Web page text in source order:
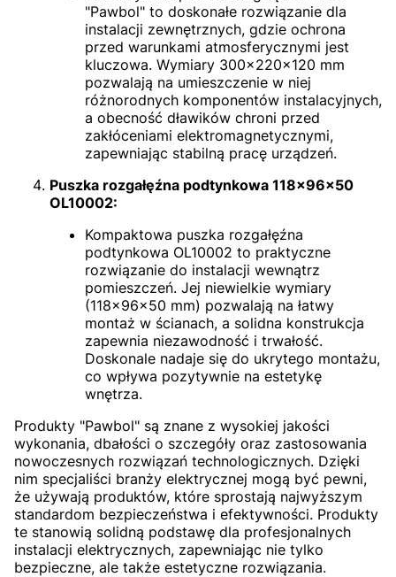
"Pawbol" to doskonałe rozwiązanie dla
instalacji zewnętrznych, gdzie ochrona
przed warunkami atmosferycznymi jest
kluczowa. Wymiary 300x220x120 mm
pozwalają na umieszczenie w niej
różnorodnych komponentów instalacyjnych,
a obecność dławików chroni przed
zakłóceniami elektromagnetycznymi,
zapewniając stabilną pracę urządzeń.
Puszka rozgałęźna podtynkowa 118x96x50
OL10002:
Kompaktowa puszka rozgałęźna
podtynkowa OL10002 to praktyczne
rozwiązanie do instalacji wewnątrz
pomieszczeń. Jej niewielkie wymiary
(118x96x50 mm) pozwalają na łatwy
montaż w ścianach, a solidna konstrukcja
zapewnia niezawodność i trwałość.
Doskonale nadaje się do ukrytego montażu,
co wpływa pozytywnie na estetykę
wnętrza.
Produkty "Pawbol" są znane z wysokiej jakości
wykonania, dbałości o szczegóły oraz zastosowania
nowoczesnych rozwiązań technologicznych. Dzięki
nim specjaliści branży elektrycznej mogą być pewni,
że używają produktów, które sprostają najwyższym
standardom bezpieczeństwa i efektywności. Produkty
te stanowią solidną podstawę dla profesjonalnych
instalacji elektrycznych, zapewniając nie tylko
bezpieczne, ale także estetyczne rozwiązania.